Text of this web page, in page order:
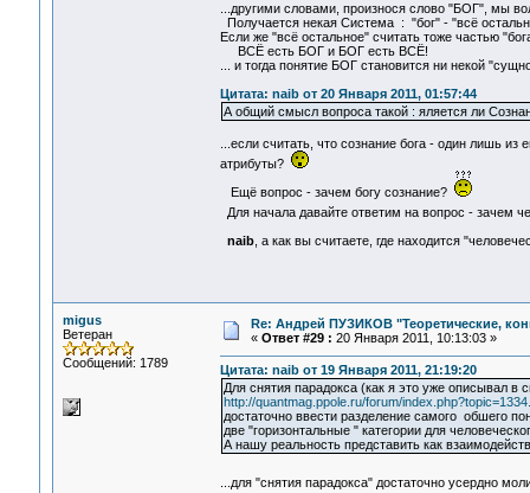
...другими словами, произнося слово "БОГ", мы
Получается некая Система : "бог" - "всё
Если же "всё остальное" считать тоже частью
ВСЁ есть БОГ и БОГ есть ВСЁ!
... и тогда понятие БОГ становится ни некой
Цитата: naib от 20 Января 2011, 01:57:44
А общий смысл вопроса такой : яляется ли
...если считать, что сознание бога - один лишь
атрибуты?
Ещё вопрос - зачем богу сознание?
Для начала давайте ответим на вопрос - зачем
naib, а как вы считаете, где находится
migus
Ветеран
Сообщений: 1789
Re: Андрей ПУЗИКОВ "Теоретические,
« Ответ #29 : 20 Января 2011, 10:13:03 »
Цитата: naib от 19 Января 2011, 21:19:20
Для снятия парадокса (как я это уже описывал в
http://quantmag.ppole.ru/forum/
достаточно ввести разделение самого обшего
две "горизонтальные " категории для
А нашу реальность представить как
...для "снятия парадокса" достаточно усердно